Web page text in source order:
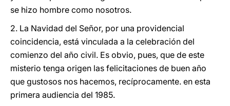
se hizo hombre como nosotros.
2. La Navidad del Señor, por una providencial
coincidencia, está vinculada a la celebración del
comienzo del año civil. Es obvio, pues, que de este
misterio tenga origen las felicitaciones de buen año
que gustosos nos hacemos, recíprocamente. en esta
primera audiencia del 1985.